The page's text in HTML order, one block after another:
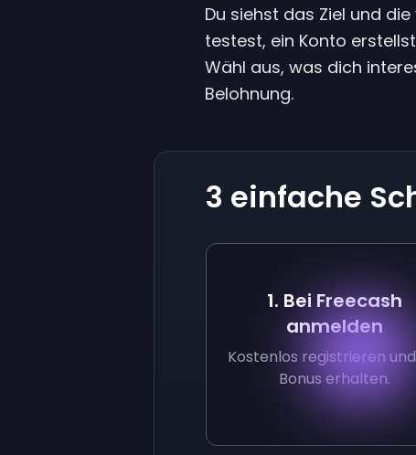
Du siehst das Ziel und
testest, ein Konto
Wähl aus, was dich
Belohnung.
3 einfache
1. Bei Freecash
anmelden
Kostenlos registrieren und
Bonus erhalten.